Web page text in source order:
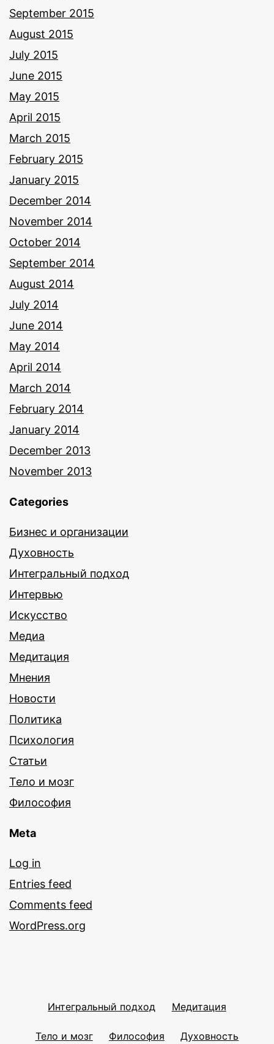
September 2015
August 2015
July 2015
June 2015
May 2015
April 2015
March 2015
February 2015
January 2015
December 2014
November 2014
October 2014
September 2014
August 2014
July 2014
June 2014
May 2014
April 2014
March 2014
February 2014
January 2014
December 2013
November 2013
Categories
Бизнес и организации
Духовность
Интегральный подход
Интервью
Искусство
Медиа
Медитация
Мнения
Новости
Политика
Психология
Статьи
Тело и мозг
Философия
Meta
Log in
Entries feed
Comments feed
WordPress.org
Интегральный подход Медитация
Тело и мозг Философия Духовность